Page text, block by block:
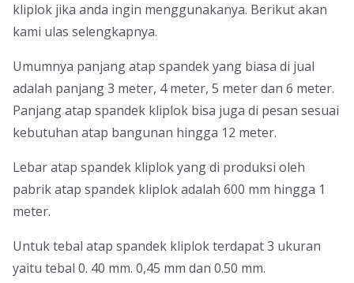
kliplok jika anda ingin menggunakanya. Berikut akan
kami ulas selengkapnya.
Umumnya panjang atap spandek yang biasa di jual
adalah panjang 3 meter, 4 meter, 5 meter dan 6 meter.
Panjang atap spandek kliplok bisa juga di pesan sesuai
kebutuhan atap bangunan hingga 12 meter.
Lebar atap spandek kliplok yang di produksi oleh
pabrik atap spandek kliplok adalah 600 mm hingga 1
meter.
Untuk tebal atap spandek kliplok terdapat 3 ukuran
yaitu tebal 0. 40 mm. 0,45 mm dan 0.50 mm.